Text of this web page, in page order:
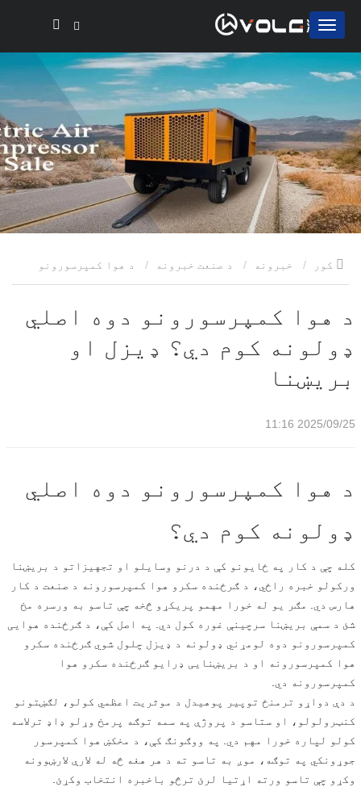
خبرونه د صنعت خبرونه د هوا کمپرسورونو
د هوا کمپرسورونو دوه اصلي
ډولونه کوم دي؟ ډیزل او
بریښنا
2025/09/25 11:16
د هوا کمپرسورونو دوه اصلي
ډولونه کوم دي؟
کله چې د کار په ځایونو کې د درنو وسایلو او تجهیزاتو د بریښنا
ورکولو خبره راځي، د ګرځنده سکرو هوا کمپرسورونه د صنعت د کار
هارس دي. مګر یو له خورا مهمو پریکړو څخه چې تاسو به ورسره مخ
شئ د سمې بریښنا سرچینې غوره کول دي. په اصل کې، د ګرځنده هوایی
کمپرسورونو دوه لومړني ډولونه د ډیزل چلول شوي ګرځنده سکرو
هوا کمپرسورونه او د بریښنایی ډرایو ګرځنده سکرو هوا
کمپرسورونه دي.
د دې دواړو ترمنځ توپیر پوهیدل د موثریت اعظمي کولو، لګښتونو
کنټرولولو، او ستاسو د پروژې په سمه توګه پرمخ وړلو ډاډ ترلاسه
کولو لپاره خورا مهم دي. په ووګونګ کې، د مخکښ هوا کمپرسور
جوړونکي په توګه، موږ به تاسو ته د هر هغه څه له لارې لارښوونه
وکړو چې تاسو ورته اړتیا لرئ ترڅو باخبره انتخاب وکړئ.